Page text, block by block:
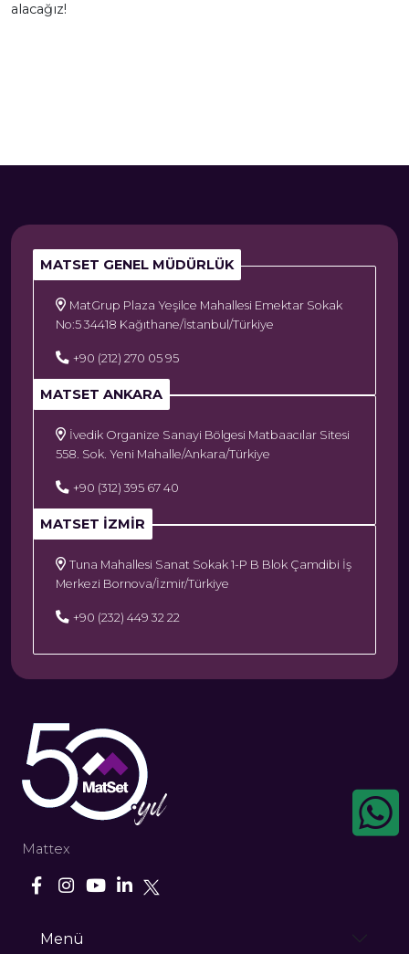
alacağız!
MATSET GENEL MÜDÜRLÜK
MatGrup Plaza Yeşilce Mahallesi Emektar Sokak
No:5 34418 Kağıthane/İstanbul/Türkiye
+90 (212) 270 05 95
MATSET ANKARA
İvedik Organize Sanayi Bölgesi Matbaacılar Sitesi
558. Sok. Yeni Mahalle/Ankara/Türkiye
+90 (312) 395 67 40
MATSET İZMIR
Tuna Mahallesi Sanat Sokak 1-P B Blok Çamdibi İş
Merkezi Bornova/İzmir/Türkiye
+90 (232) 449 32 22
Mattex
Menü